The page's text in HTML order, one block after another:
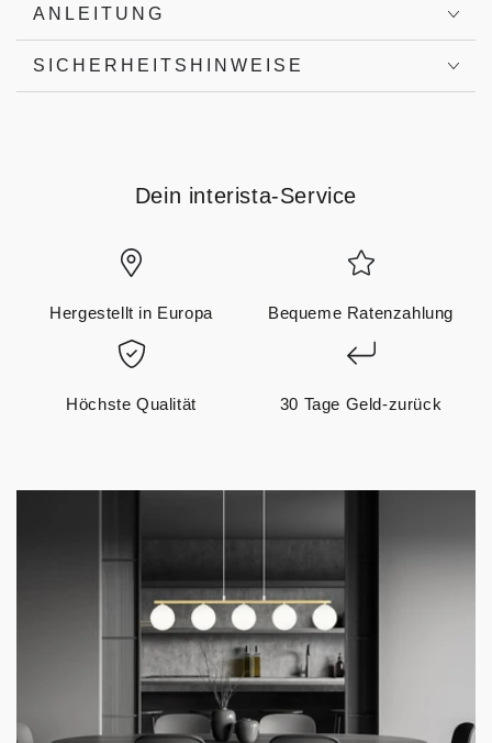
ANLEITUNG
SICHERHEITSHINWEISE
Dein interista-Service
Hergestellt in Europa Bequeme Ratenzahlung
Höchste Qualität 30 Tage Geld-zurück